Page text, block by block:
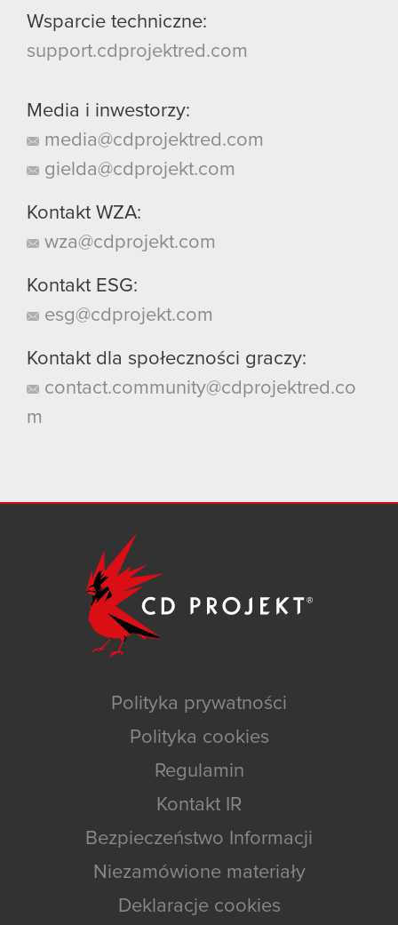
Wsparcie techniczne:
support.cdprojektred.com
Media i inwestorzy:
media@cdprojektred.com
gielda@cdprojekt.com
Kontakt WZA:
wza@cdprojekt.com
Kontakt ESG:
esg@cdprojekt.com
Kontakt dla społeczności graczy:
contact.community@cdprojektred.co
m
Polityka prywatności
Polityka cookies
Regulamin
Kontakt IR
Bezpieczeństwo Informacji
Niezamówione materiały
Deklaracje cookies